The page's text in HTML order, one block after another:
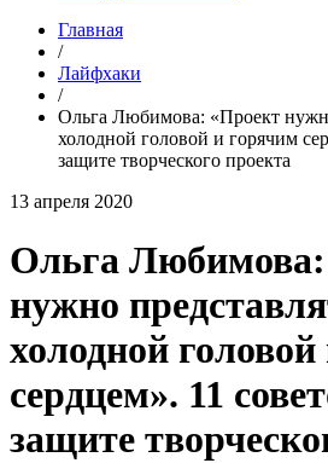
Главная
/
Лайфхаки
/
Ольга Любимова: «Проект
холодной головой и горячим
защите творческого проекта
13 апреля 2020
Ольга
нужно
холодной
сердцем». 11
защите